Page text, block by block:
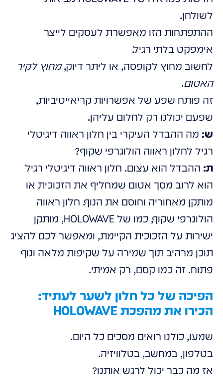
לשולחן.
ההתפתחות הזו מאפשרת לעסקים לייצר
אימפקט בלתי רגיל.
לחשוב מחוץ לקופסה, או ליתר דיוק,מחוץ לקיר
האטום.
זה פותח שפע של אפשרויות קריאייטיביות,
שפעם יכולנו רק לחלום עליהן.
ש: מה ההבדל העיקרי בין חלון ראווה דיגיטלי
רגיל לחלון ראווה הולוגרפי שקוף?
ת: ההבדל הוא עצום. חלון ראווה דיגיטלי רגיל
הוא לרוב מסך אטום שמחליף את הזכוכית או
מותקן מאחוריה וחוסם את הנוף. חלון ראווה
הולוגרפי שקוף, כמו של HOLOWAVE, מותקן
ישירות על הזכוכית הקיימת, ומאפשר לכם להציג
תוכן מרהיב תוך שמירה על שקיפות מלאה ונוף
פתוח. זה כמו קסם, רק אמיתי.
הפיכה של כל חלון לשער לעתיד:
הכירו את מהפכת HOLOWAVE
שמעו, כולנו רואים מסכים כל היום.
בטלפון, במחשב, בטלוויזיה.
אז מה כבר יכול לרגש אותנו?